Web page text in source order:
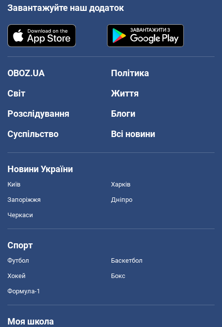
Завантажуйте наш додаток
OBOZ.UA
Політика
Світ
Життя
Розслідування
Блоги
Суспільство
Всі новини
Новини України
Київ Харків
Запоріжжя Дніпро
Черкаси
Спорт
Футбол Баскетбол
Хокей Бокс
Формула-1
Моя школа